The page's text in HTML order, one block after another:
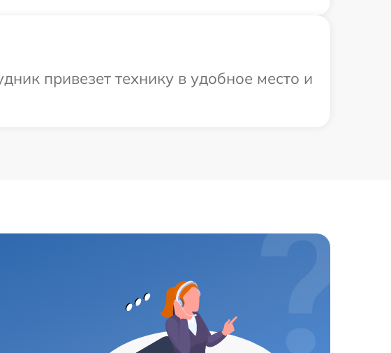
привезет технику в удобное место и